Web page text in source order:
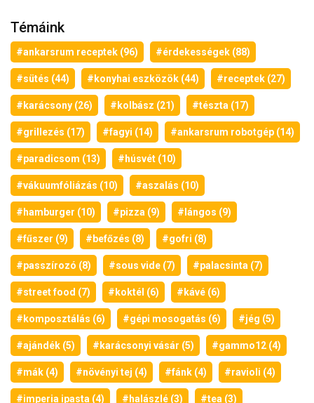
Témáink
#ankarsrum receptek (96) #érdekességek (88)
#sütés (44) #konyhai eszközök (44) #receptek (27)
#karácsony (26) #kolbász (21) #tészta (17)
#grillezés (17) #fagyi (14) #ankarsrum robotgép (14)
#paradicsom (13) #húsvét (10)
#vákuumfóliázás (10) #aszalás (10)
#hamburger (10) #pizza (9) #lángos (9)
#fűszer (9) #befőzés (8) #gofri (8)
#passzírozó (8) #sous vide (7) #palacsinta (7)
#street food (7) #koktél (6) #kávé (6)
#komposztálás (6) #gépi mosogatás (6) #jég (5)
#ajándék (5) #karácsonyi vásár (5) #gammo12 (4)
#mák (4) #növényi tej (4) #fánk (4) #ravioli (4)
#imperia ipasta (4) #halászlé (3) #tea (3)